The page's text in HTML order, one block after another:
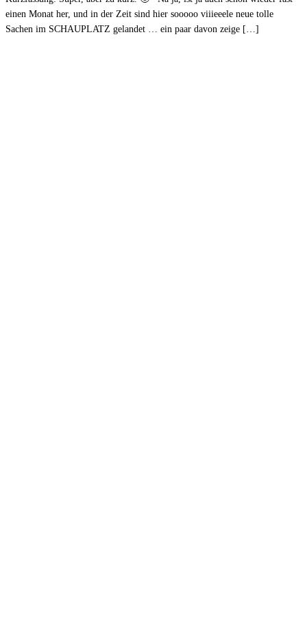
einen Monat her, und in der Zeit sind hier sooooo viiieeele neue tolle
Sachen im SCHAUPLATZ gelandet … ein paar davon zeige […]